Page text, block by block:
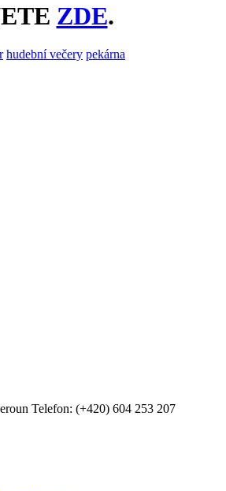
ZDE.
hudební večery pekárna
Telefon: (+420) 604 253 207